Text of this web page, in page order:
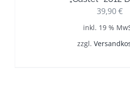
39,90€
inkl. 19 %
zzgl.